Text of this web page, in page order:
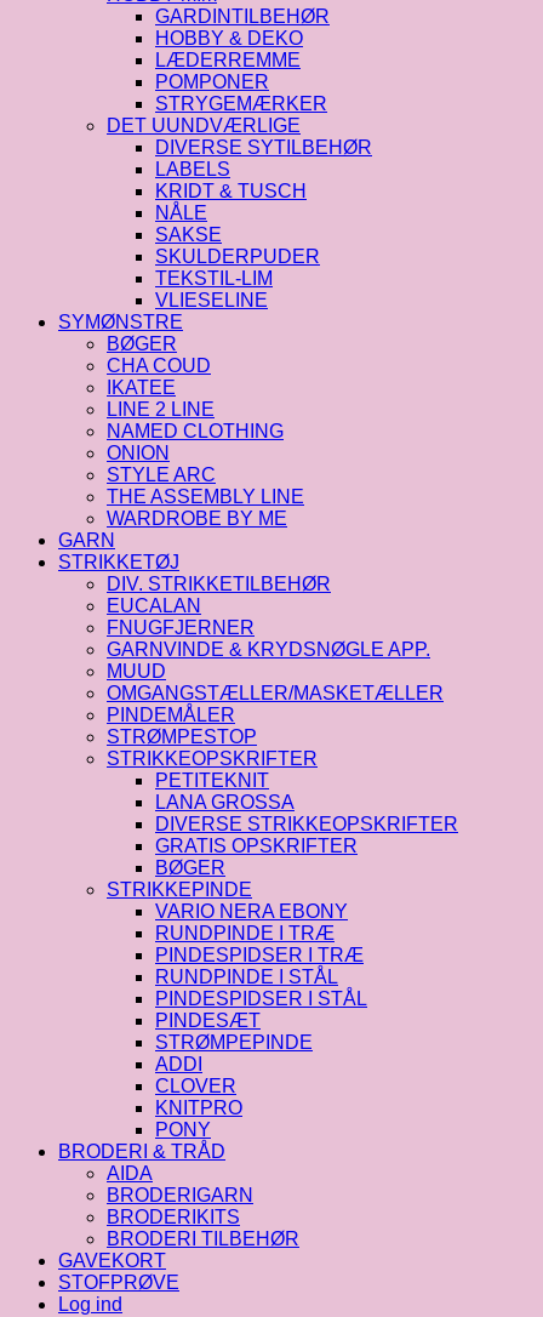
GARDINTILBEHØR
HOBBY & DEKO
LÆDERREMME
POMPONER
STRYGEMÆRKER
DET UUNDVÆRLIGE
DIVERSE SYTILBEHØR
LABELS
KRIDT & TUSCH
NÅLE
SAKSE
SKULDERPUDER
TEKSTIL-LIM
VLIESELINE
SYMØNSTRE
BØGER
CHA COUD
IKATEE
LINE 2 LINE
NAMED CLOTHING
ONION
STYLE ARC
THE ASSEMBLY LINE
WARDROBE BY ME
GARN
STRIKKETØJ
DIV. STRIKKETILBEHØR
EUCALAN
FNUGFJERNER
GARNVINDE & KRYDSNØGLE APP.
MUUD
OMGANGSTÆLLER/MASKETÆLLER
PINDEMÅLER
STRØMPESTOP
STRIKKEOPSKRIFTER
PETITEKNIT
LANA GROSSA
DIVERSE STRIKKEOPSKRIFTER
GRATIS OPSKRIFTER
BØGER
STRIKKEPINDE
VARIO NERA EBONY
RUNDPINDE I TRÆ
PINDESPIDSER I TRÆ
RUNDPINDE I STÅL
PINDESPIDSER I STÅL
PINDESÆT
STRØMPEPINDE
ADDI
CLOVER
KNITPRO
PONY
BRODERI & TRÅD
AIDA
BRODERIGARN
BRODERIKITS
BRODERI TILBEHØR
GAVEKORT
STOFPRØVE
Log ind